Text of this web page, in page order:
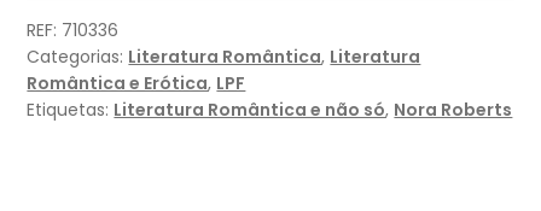
REF: 710336
Categorias: Literatura Romântica, Literatura
Romântica e Erótica, LPF
Etiquetas: Literatura Romântica e não só, Nora Roberts